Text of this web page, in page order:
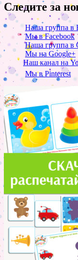
Следите за
Наша группа в
Мы в Facebook
Наша группа в
Мы на Google+
Наш канал на
Мы в Pinterest